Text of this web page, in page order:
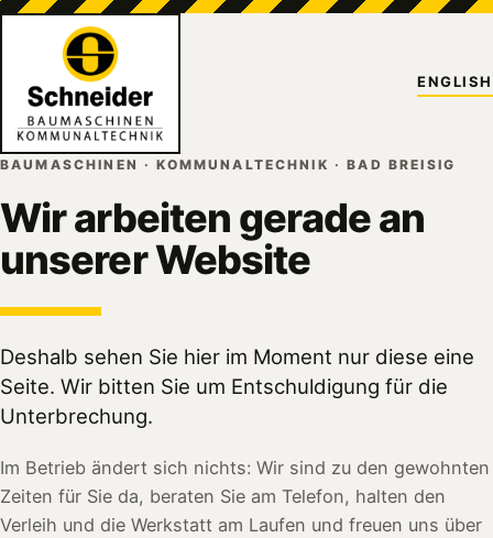
ENGLISH
BAUMASCHINEN · KOMMUNALTECHNIK · BAD BREISIG
Wir arbeiten gerade an
unserer Website
Deshalb sehen Sie hier im Moment nur diese eine
Seite. Wir bitten Sie um Entschuldigung für die
Unterbrechung.
Im Betrieb ändert sich nichts: Wir sind zu den gewohnten
Zeiten für Sie da, beraten Sie am Telefon, halten den
Verleih und die Werkstatt am Laufen und freuen uns über